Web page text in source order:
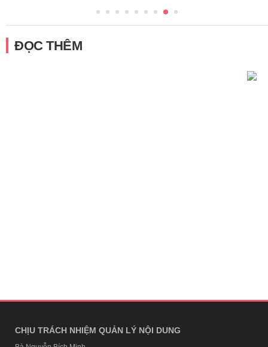
ĐỌC THÊM
CHỊU TRÁCH NHIỆM QUẢN LÝ NỘI DUNG